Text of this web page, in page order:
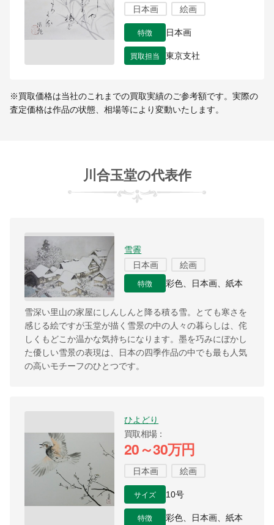
日本画 絵画
特徴 日本画
買取担当 東京支社
※買取価格は当社のこれまでの買取実績のご参考額です。実際の
査定価格は作品の状態、相場等により変動いたします。
川合玉堂の代表作
雪霽
日本画
絵画
特徴 彩色、日本画、紙本
雪深い里山の家屋にしんしんと降る積る雪。とても寒さを
感じる絵ですが玉堂が描く雪景の中の人々の暮らしは、侘
しくもどこか温かな気持ちになります。墨を巧みにぼかし
た優しい雪景の表現は、日本の四季作品の中でも最も人気
の高いモチーフのひとつです。
ひよどり
買取相場
20～30万円
日本画 絵画
サイズ 10号
特徴 彩色、日本画、紙本